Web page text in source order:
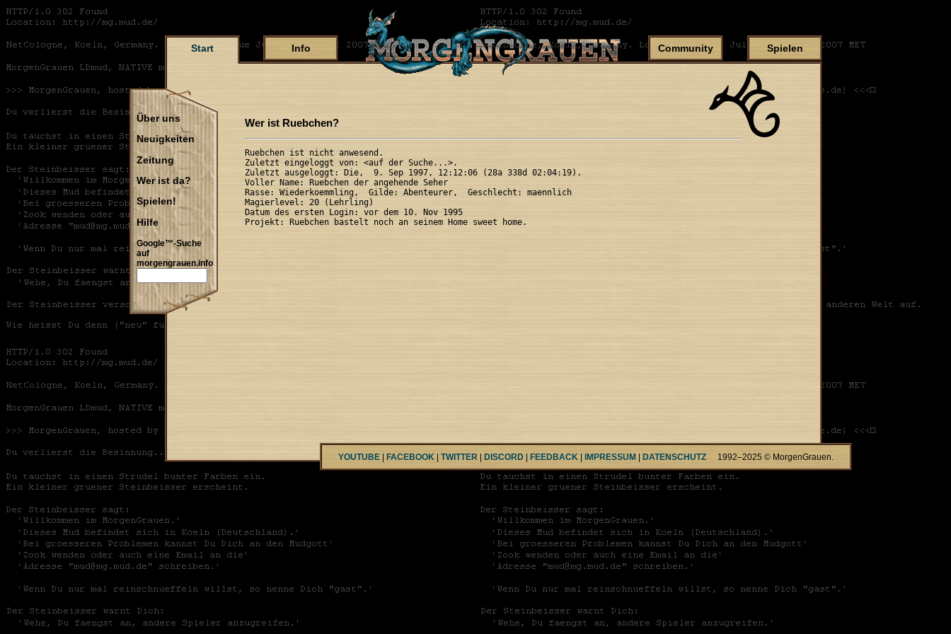
Start Info Community Spielen
Über uns
Neuigkeiten
Zeitung
Wer ist da?
Spielen!
Hilfe
Google™-Suche
auf
morgengrauen.info
Wer ist Ruebchen?
Ruebchen ist nicht anwesend.
Zuletzt eingeloggt von: <auf der Suche...>.
Zuletzt ausgeloggt: Die,  9. Sep 1997, 12:12:06 (28a 338d 02:04:19).
Voller Name: Ruebchen der angehende Seher
Rasse: Wiederkoemmling,  Gilde: Abenteurer,  Geschlecht: maennlich
Magierlevel: 20 (Lehrling)
Datum des ersten Login: vor dem 10. Nov 1995
YOUTUBE FACEBOOK TWITTER DISCORD FEEDBACK IMPRESSUM DATENSCHUTZ 1992–2025 © MorgenGrauen.